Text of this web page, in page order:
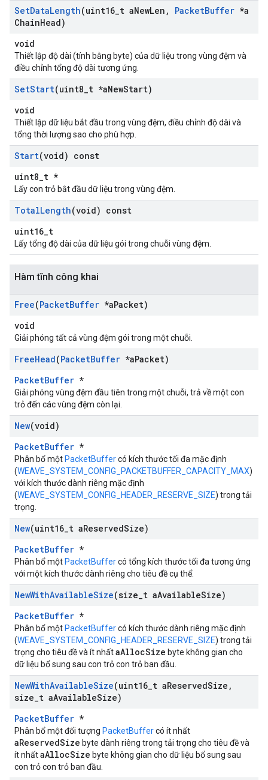
SetDataLength(uint16 t aNewLen , PacketBuffer *a
ChainHead)
void
Thiết lập độ dài (tính bằng byte) của dữ liệu trong vùng đệm và
điều chỉnh tổng độ dài tương ứng.
SetStart(uint8 t *aNewStart)
void
Thiết lập dữ liệu bắt đầu trong vùng đệm, điều chỉnh độ dài và
tổng thời lượng sao cho phù hợp.
Start(void) const
uint8_t *
Lấy con trỏ bắt đầu dữ liệu trong vùng đệm.
TotalLength(void) const
uint16_t
Lấy tổng độ dài của dữ liệu gói trong chuỗi vùng đệm.
Hàm tĩnh công khai
Free(PacketBuffer *aPacket)
void
Giải phóng tất cả vùng đệm gói trong một chuỗi.
FreeHead(PacketBuffer *aPacket)
PacketBuffer *
Giải phóng vùng đệm đầu tiên trong một chuỗi, trả về một con
trỏ đến các vùng đệm còn lại.
New(void)
PacketBuffer *
Phân bổ một PacketBuffercó kích thước tối đa mặc định
(WEAVE_SYSTEM_CONFIG_PACKETBUFFER_CAPACITY_MAX)
với kích thước dành riêng mặc định
(WEAVE_SYSTEM_CONFIG_HEADER_RESERVE_SIZE) trong tải
trọng.
New(uint16 t aReservedSize)
PacketBuffer *
Phân bổ một PacketBuffercó tổng kích thước tối đa tương ứng
với một kích thước dành riêng cho tiêu đề cụ thể.
NewWithAvailableSize(size t aAvailableSize)
PacketBuffer *
Phân bổ một PacketBuffercó kích thước dành riêng mặc định
(WEAVE_SYSTEM_CONFIG_HEADER_RESERVE_SIZE) trong tải
trọng cho tiêu đề và ít nhấtaAllocSize byte không gian cho
dữ liệu bổ sung sau con trỏ con trỏ ban đầu.
NewWithAvailableSize(uint16 t aReservedSize ,
size t aAvailableSize)
PacketBuffer *
Phân bổ một đối tượng PacketBuffercó ít nhất
aReservedSize byte dành riêng trong tải trọng cho tiêu đề và
ít nhấtaAllocSize byte không gian cho dữ liệu bổ sung sau
con trỏ con trỏ ban đầu.